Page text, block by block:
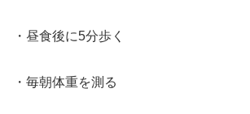
・昼食後に5分歩く
・毎朝体重を測る